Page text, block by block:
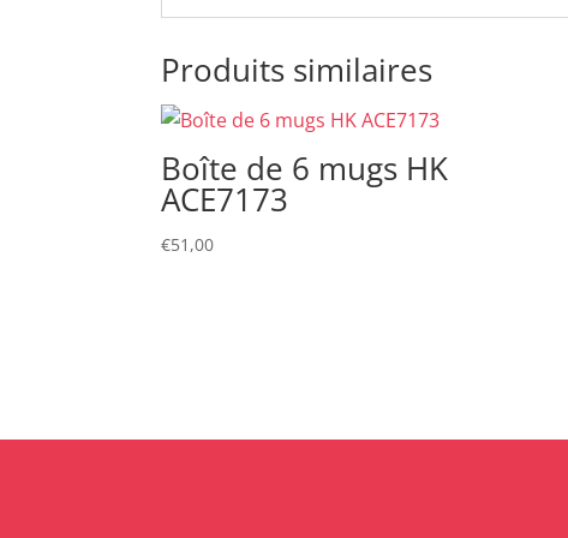
Produits similaires
Boîte de 6 mugs HK
ACE7173
€51,00